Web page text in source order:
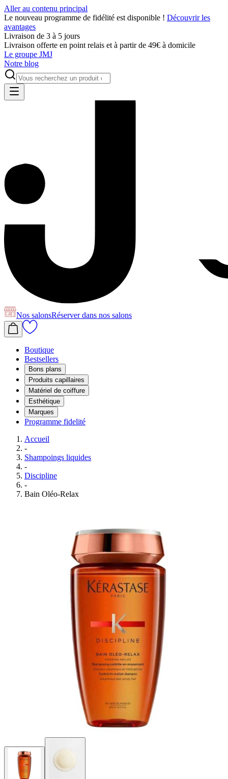
Aller au contenu principal
Le nouveau programme de fidélité est disponible ! Découvrir les
avantages
Livraison de 3 à 5 jours
Livraison offerte en point relais et à partir de 49€ à domicile
Le groupe JMJ
Notre blog
Nos salonsRéserverdans nos salons
Boutique
Bestsellers
Bons plans
Produits capillaires
Matériel de coiffure
Esthétique
Marques
Programme fidelité
Accueil
-
Shampoings liquides
-
Discipline
-
Bain Oléo-Relax